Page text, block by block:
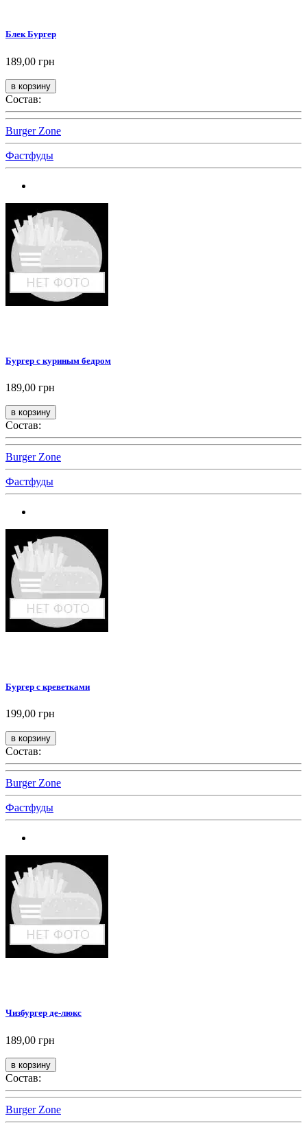
Блек Бургер
189,00 грн
Состав:
Burger Zone
Фастфуды
Бургер с куриным бедром
189,00 грн
Состав:
Burger Zone
Фастфуды
Бургер с креветками
199,00 грн
Состав:
Burger Zone
Фастфуды
Чизбургер де-люкс
189,00 грн
Состав:
Burger Zone